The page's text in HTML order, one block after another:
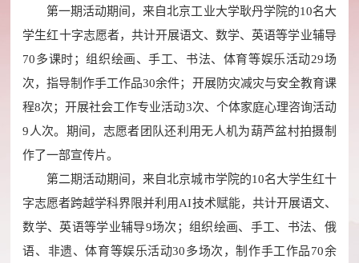
第一期活动期间，来自北京工业大学耿丹学院的10名大
学生红十字志愿者，共计开展语文、数学、英语等学业辅导
70多课时；组织绘画、手工、书法、体育等娱乐活动29场
次，指导制作手工作品30余件；开展防灾减灾与安全教育课
程8次；开展社会工作专业活动3次、个体家庭心理咨询活动
9人次。期间，志愿者团队还利用无人机为葫芦盆村拍摄制
作了一部宣传片。
第二期活动期间，来自北京城市学院的10名大学生红十
字志愿者跨越学科界限并利用AI技术赋能，共计开展语文、
数学、英语等学业辅导9场次；组织绘画、手工、书法、俄
语、非遗、体育等娱乐活动30多场次，制作手工作品70余